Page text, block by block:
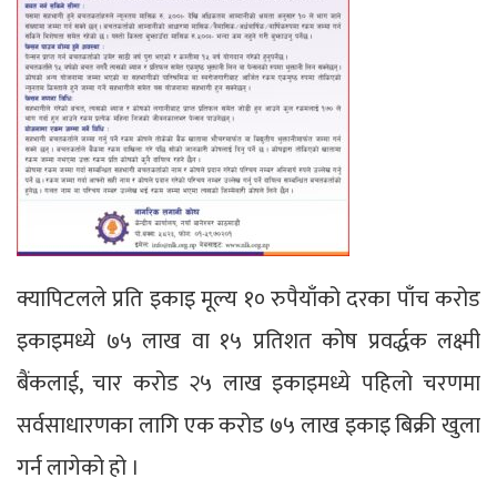
क्यापिटलले प्रति इकाइ मूल्य १० रुपैयाँको दरका पाँच करोड
इकाइमध्ये ७५ लाख वा १५ प्रतिशत कोष प्रवर्द्धक लक्ष्मी
बैंकलाई, चार करोड २५ लाख इकाइमध्ये पहिलो चरणमा
सर्वसाधारणका लागि एक करोड ७५ लाख इकाइ बिक्री खुला
गर्न लागेको हो ।